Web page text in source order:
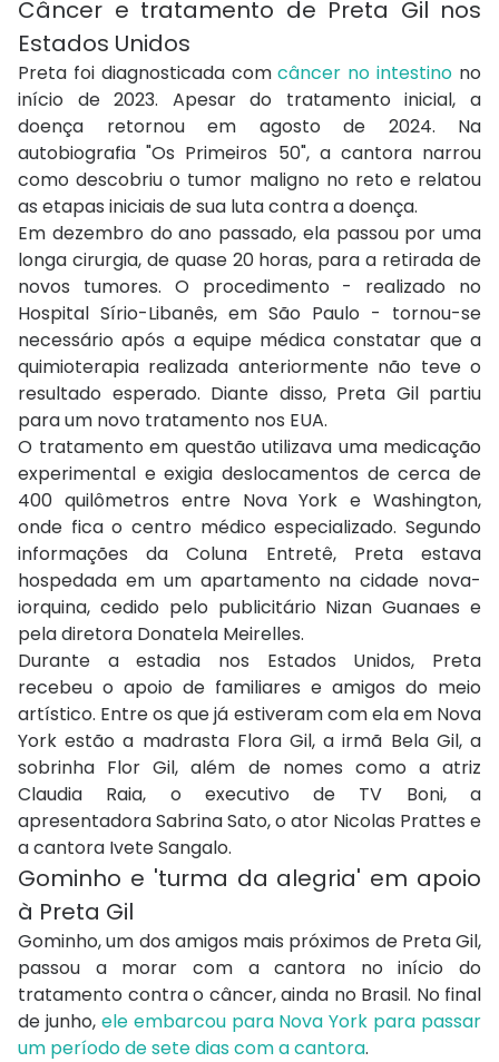
Câncer e tratamento de Preta Gil nos
Estados Unidos
Preta foi diagnosticada comcâncer no intestino no
início de 2023. Apesar do tratamento inicial, a
doença retornou em agosto de 2024. Na
autobiografia "Os Primeiros 50", a cantora narrou
como descobriu o tumor maligno no reto e relatou
as etapas iniciais de sua luta contra a doença.
Em dezembro do ano passado, ela passou por uma
longa cirurgia, de quase 20 horas, para a retirada de
novos tumores. O procedimento - realizado no
Hospital Sírio-Libanês, em São Paulo - tornou-se
necessário após a equipe médica constatar que a
quimioterapia realizada anteriormente não teve o
resultado esperado. Diante disso, Preta Gil partiu
para um novo tratamento nos EUA.
O tratamento em questão utilizava uma medicação
experimental e exigia deslocamentos de cerca de
400 quilômetros entre Nova York e Washington,
onde fica o centro médico especializado. Segundo
informações da Coluna Entretê, Preta estava
hospedada em um apartamento na cidade nova-
iorquina, cedido pelo publicitário Nizan Guanaes e
pela diretora Donatela Meirelles.
Durante a estadia nos Estados Unidos, Preta
recebeu o apoio de familiares e amigos do meio
artístico. Entre os que já estiveram com ela em Nova
York estão a madrasta Flora Gil, a irmã Bela Gil, a
sobrinha Flor Gil, além de nomes como a atriz
Claudia Raia, o executivo de TV Boni, a
apresentadora Sabrina Sato, o ator Nicolas Prattes e
a cantora Ivete Sangalo.
Gominho e 'turma da alegria' em apoio
à Preta Gil
Gominho, um dos amigos mais próximos de Preta Gil,
passou a morar com a cantora no início do
tratamento contra o câncer, ainda no Brasil. No final
de junho, ele embarcou para Nova York para passar
um período de sete dias com a cantora.